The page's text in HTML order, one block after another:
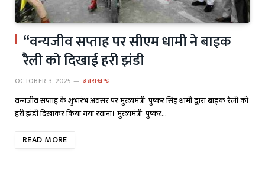
“वन्यजीव सप्ताह पर सीएम धामी ने बाइक
रैली को दिखाई हरी झंडी
OCTOBER 3, 2025 उत्तराखण्ड
वन्यजीव सप्ताह के शुभारंभ अवसर पर मुख्यमंत्री पुष्कर सिंह धामी द्वारा बाइक रैली को
हरी झंडी दिखाकर किया गया रवाना। मुख्यमंत्री पुष्कर…
READ MORE